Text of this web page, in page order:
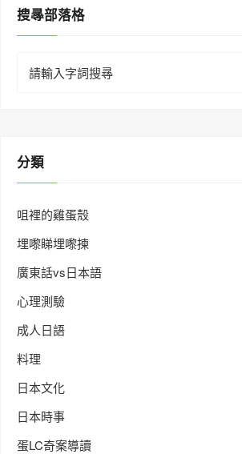
搜㝷部落格
for:
分類
咀裡的雞蛋殼
埋嚟睇埋嚟揀
廣東話vs日本語
心理測驗
成人日語
料理
日本文化
日本時事
蛋LC奇案導讀